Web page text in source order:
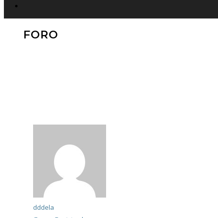
FORO
dddela